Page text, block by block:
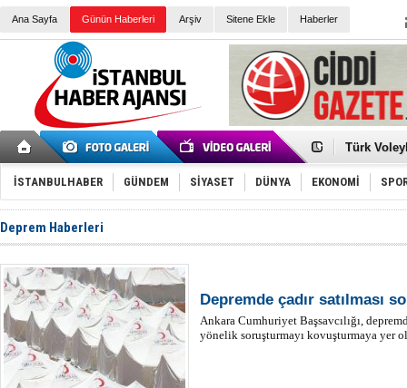
Ana Sayfa Günün Haberleri Arşiv Sitene Ekle Haberler
Elena
Türk
Töreninde
İkinci El
Guguk
Sneaker
Erkek
Yeri
Ceza
Kemal
'Kurultay
İtalyan
İSTANBULHABER GÜNDEM SİYASET DÜNYA EKONOMİ
Deprem Haberleri
Depremde çadır satılması
Ankara Cumhuriyet Başsavcılığı,
yönelik soruşturmayı kovuşturmaya yer